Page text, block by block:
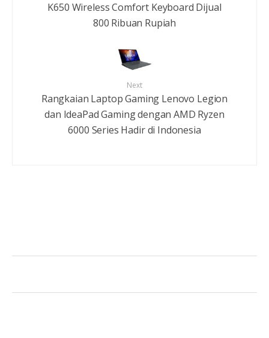
K650 Wireless Comfort Keyboard Dijual
800 Ribuan Rupiah
Next
Rangkaian Laptop Gaming Lenovo Legion
dan IdeaPad Gaming dengan AMD Ryzen
6000 Series Hadir di Indonesia